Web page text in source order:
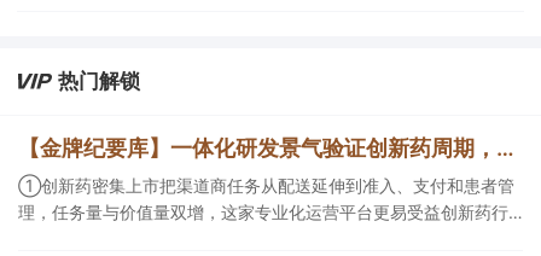
热门解锁
【金牌纪要库】一体化研发景气验证创新药周期，商业渠道与AI科研设备同步扩容
①创新药密集上市把渠道商任务从配送延伸到准入、支付和患者管
理，任务量与价值量双增，这家专业化运营平台更易受益创新药行